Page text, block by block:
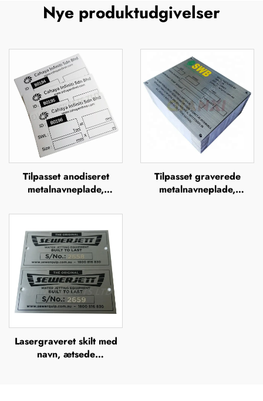
Nye produktudgivelser
Tilpasset anodiseret
metalnavneplade,
aluminiumsnavneplader
Tilpasset graverede
metalnavneplade,
Lasergraveret skilt med
navn, ætsede